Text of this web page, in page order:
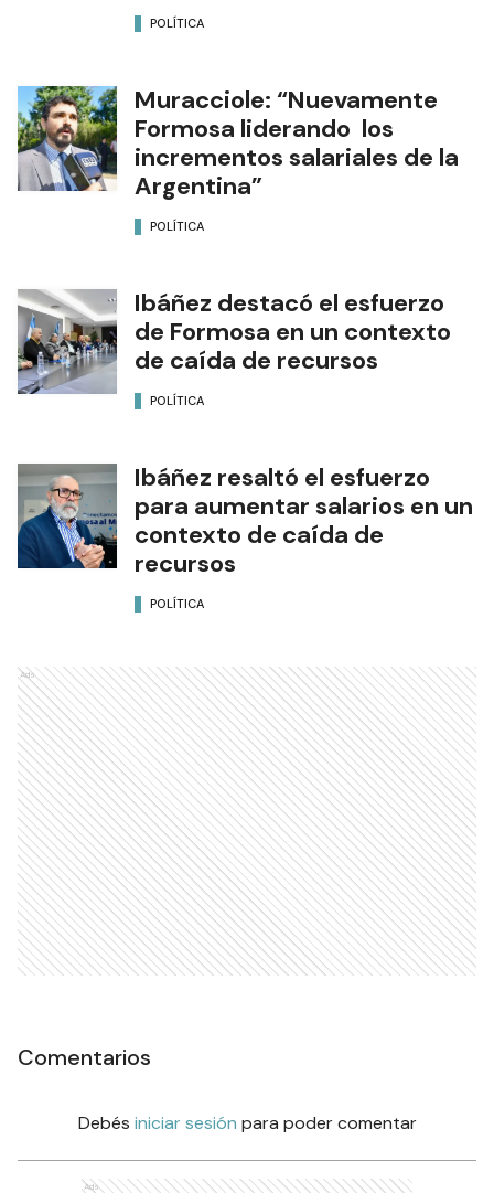
POLÍTICA
Muracciole: “Nuevamente
Formosa liderando los
incrementos salariales de la
Argentina”
POLÍTICA
Ibáñez destacó el esfuerzo
de Formosa en un contexto
de caída de recursos
POLÍTICA
Ibáñez resaltó el esfuerzo
para aumentar salarios en un
contexto de caída de
recursos
POLÍTICA
Ads
Comentarios
Debés iniciar sesión para poder comentar
Ads